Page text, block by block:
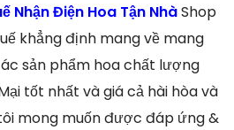
Nhận Điện Hoa Tận NhàShop
khẳng định mang về mang
sản phẩm hoa chất lượng
tốt nhất và giá cả hài hòa và
mong muốn được đáp ứng &